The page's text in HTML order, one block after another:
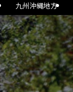
九州沖縄地方